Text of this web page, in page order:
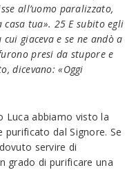
all’uomo paralizzato,
tua». 25 E subito egli
giaceva e se ne andò a
presi da stupore e
dicevano: «Oggi
Luca abbiamo visto la
purificato dal Signore. Se
servire di
grado di purificare una